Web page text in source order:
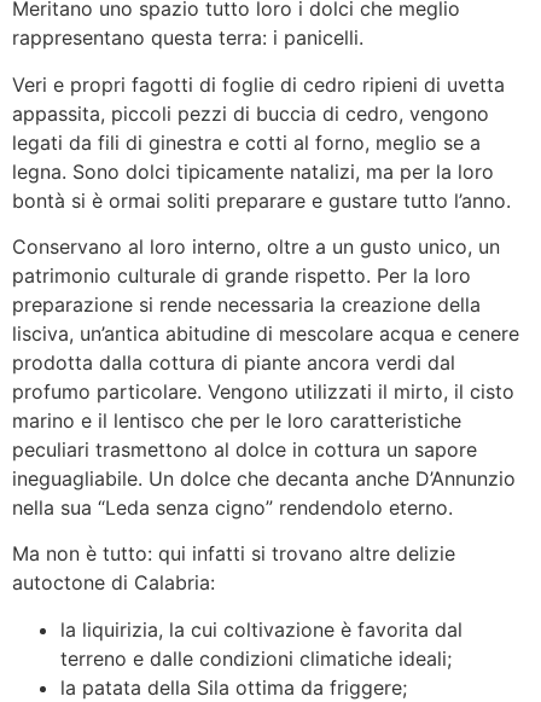
Meritano uno spazio tutto loro i dolci che meglio
rappresentano questa terra: i panicelli.
Veri e propri fagotti di foglie di cedro ripieni di uvetta
appassita, piccoli pezzi di buccia di cedro, vengono
legati da fili di ginestra e cotti al forno, meglio se a
legna. Sono dolci tipicamente natalizi, ma per la loro
bontà si è ormai soliti preparare e gustare tutto l’anno.
Conservano al loro interno, oltre a un gusto unico, un
patrimonio culturale di grande rispetto. Per la loro
preparazione si rende necessaria la creazione della
lisciva, un’antica abitudine di mescolare acqua e cenere
prodotta dalla cottura di piante ancora verdi dal
profumo particolare. Vengono utilizzati il mirto, il cisto
marino e il lentisco che per le loro caratteristiche
peculiari trasmettono al dolce in cottura un sapore
ineguagliabile. Un dolce che decanta anche D’Annunzio
nella sua “Leda senza cigno” rendendolo eterno.
Ma non è tutto: qui infatti si trovano altre delizie
autoctone di Calabria:
la liquirizia, la cui coltivazione è favorita dal
terreno e dalle condizioni climatiche ideali;
la patata della Sila ottima da friggere;